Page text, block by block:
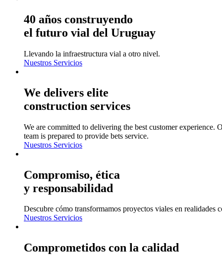
40 años construyendo
el futuro vial del Uruguay
Llevando la infraestructura vial a otro nivel.
Nuestros Servicios
We delivers elite
construction services
We are committed to delivering the best customer experience.
team is prepared to provide bets service.
Nuestros Servicios
Compromiso, ética
y responsabilidad
Descubre cómo transformamos proyectos viales en realidades
Nuestros Servicios
Comprometidos con la calidad